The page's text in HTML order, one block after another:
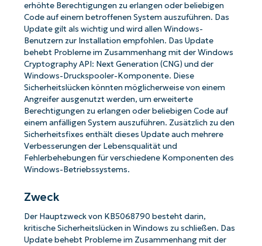
erhöhte Berechtigungen zu erlangen oder beliebigen
Code auf einem betroffenen System auszuführen. Das
Update gilt als wichtig und wird allen Windows-
Benutzern zur Installation empfohlen. Das Update
behebt Probleme im Zusammenhang mit der Windows
Cryptography API: Next Generation (CNG) und der
Windows-Druckspooler-Komponente. Diese
Sicherheitslücken könnten möglicherweise von einem
Angreifer ausgenutzt werden, um erweiterte
Berechtigungen zu erlangen oder beliebigen Code auf
einem anfälligen System auszuführen. Zusätzlich zu den
Sicherheitsfixes enthält dieses Update auch mehrere
Verbesserungen der Lebensqualität und
Fehlerbehebungen für verschiedene Komponenten des
Windows-Betriebssystems.
Zweck
Der Hauptzweck von KB5068790 besteht darin,
kritische Sicherheitslücken in Windows zu schließen. Das
Update behebt Probleme im Zusammenhang mit der